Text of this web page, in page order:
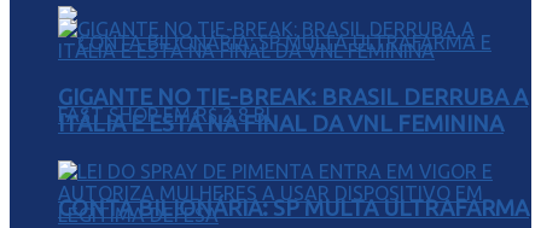
CONTA BILIONÁRIA: SP MULTA ULTRAFARMA
GIGANTE NO TIE-BREAK: BRASIL DERRUBA A
ITÁLIA E ESTÁ NA FINAL DA VNL FEMININA